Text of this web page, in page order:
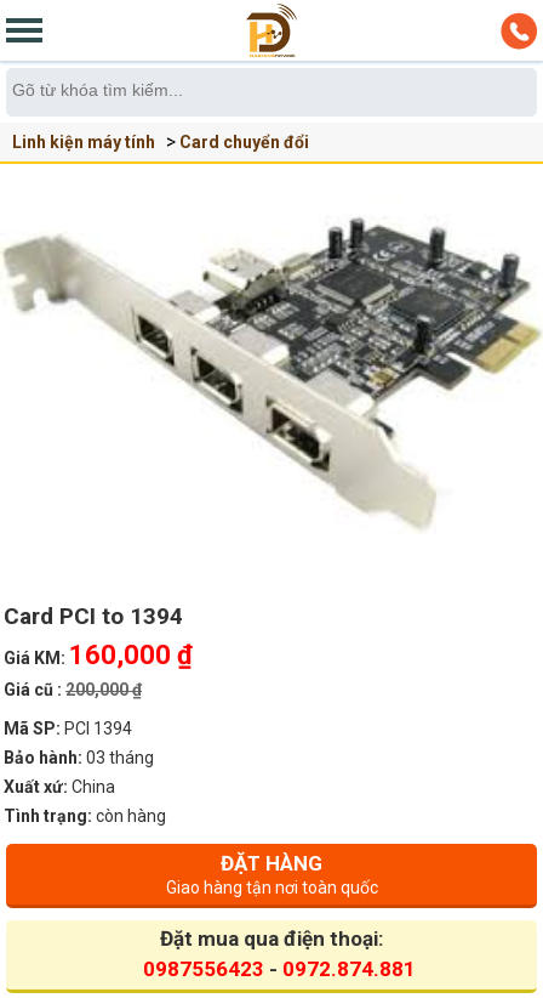
Linh kiện máy tính Card chuyển đổi
Card PCI to 1394
Giá KM: 160,000 ₫
Giá cũ : 200,000 ₫
Mã SP: PCI 1394
Bảo hành: 03 tháng
Xuất xứ: China
Tình trạng: còn hàng
ĐẶT HÀNG
Giao hàng tận nơi toàn quốc
Đặt mua qua điện thoại:
0987556423 - 0972.874.881